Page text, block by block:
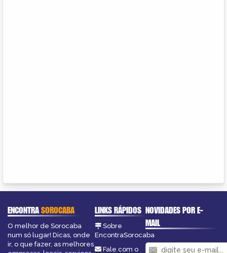
ENCONTRASOROCABA
O melhor de Sorocaba
num só lugar! Dicas, onde
ir, o que fazer, as melhores
LINKS RÁPIDOS
Sobre
EncontraSorocaba
Fale com o
NOVIDADES POR E-
MAIL